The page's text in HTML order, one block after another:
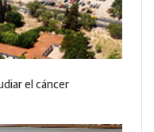
el cáncer